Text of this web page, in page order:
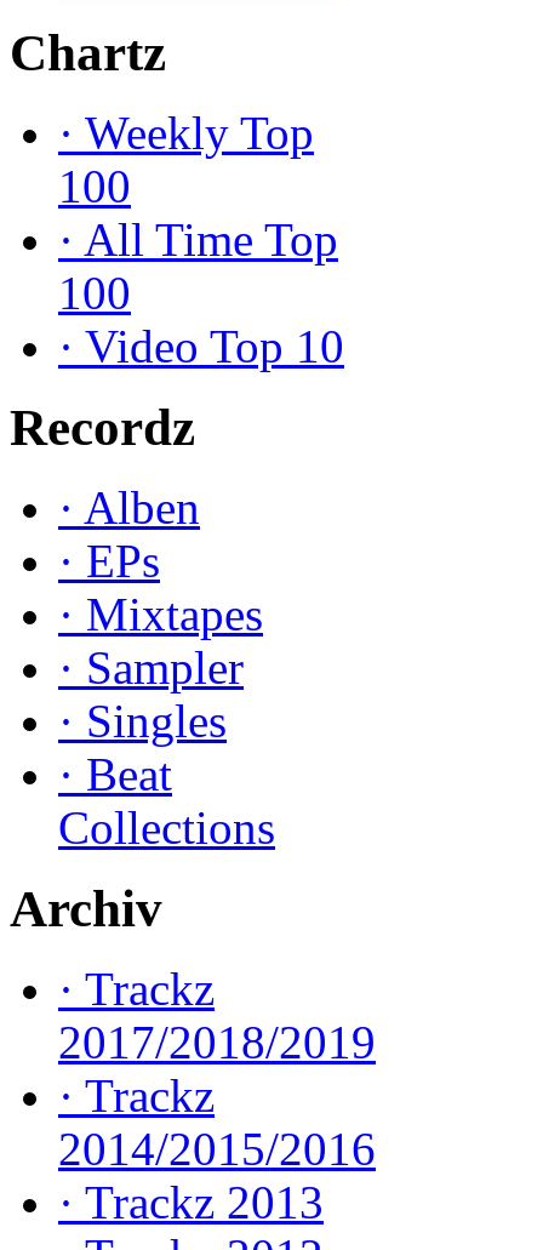
Chartz
· Weekly Top
100
· All Time Top
100
· Video Top 10
Recordz
· Alben
· EPs
· Mixtapes
· Sampler
· Singles
· Beat
Collections
Archiv
· Trackz
2017/2018/2019
· Trackz
2014/2015/2016
· Trackz 2013